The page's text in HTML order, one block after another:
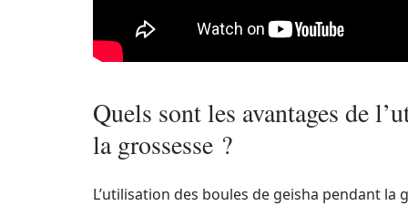
Quels sont les avantages de
la grossesse ?
L’utilisation des boules de geisha pendant la